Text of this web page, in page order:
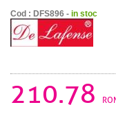
Cod : DFS896 - in stoc
210.78